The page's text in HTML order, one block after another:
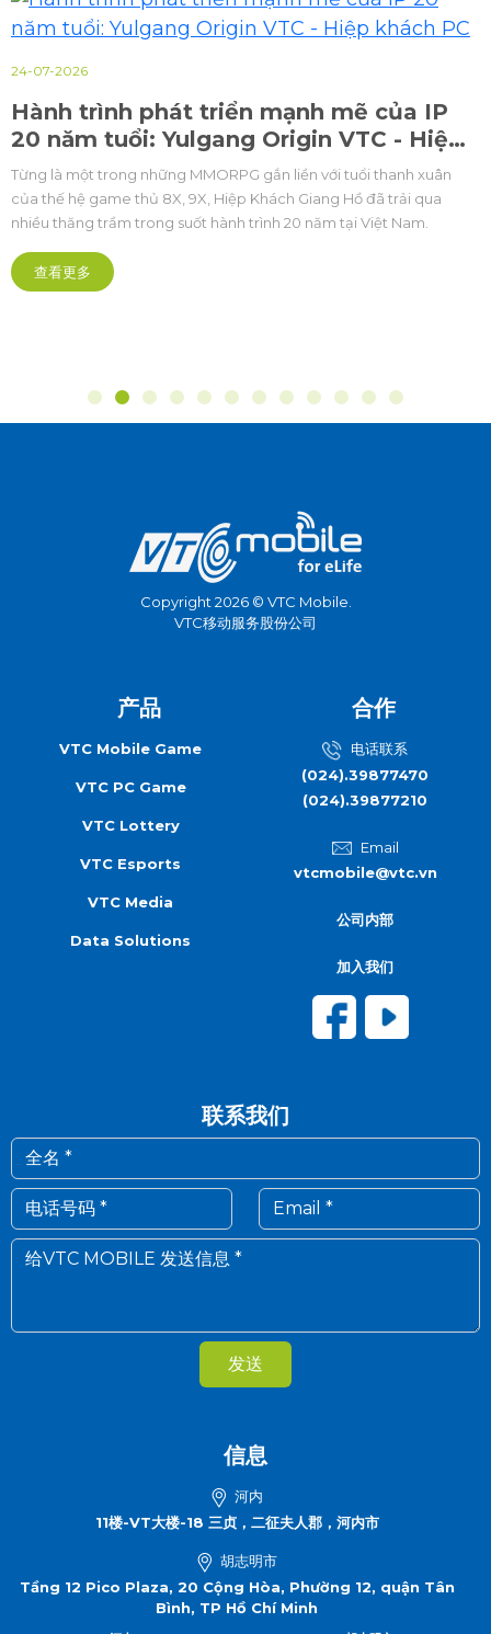
24-07-2026
Hành trình phát triển mạnh mẽ của IP
20 năm tuổi: Yulgang Origin VTC - Hiệp
khách PC
Từng là một trong những MMORPG gắn liền với tuổi thanh xuân
của thế hệ game thủ 8X, 9X, Hiệp Khách Giang Hồ đã trải qua
nhiều thăng trầm trong suốt hành trình 20 năm tại Việt Nam.
查看更多
Copyright 2026 © VTC Mobile.
VTC移动服务股份公司
产品
VTC Mobile Game
VTC PC Game
VTC Lottery
VTC Esports
VTC Media
Data Solutions
合作
电话联系
(024).39877470
(024).39877210
Email
vtcmobile@vtc.vn
公司内部
加入我们
联系我们
发送
信息
河内
11楼-VT大楼-18 三贞，二征夫人郡，河内市
胡志明市
Tầng 12 Pico Plaza, 20 Cộng Hòa, Phường 12, quận Tân
Bình, TP Hồ Chí Minh